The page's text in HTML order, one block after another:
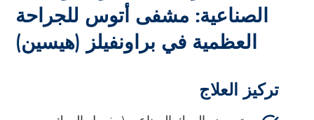
الصناعية: مشفى أتوس للجراحة
العظمية في براونفيلز (هيسين)
تركيز العلاج